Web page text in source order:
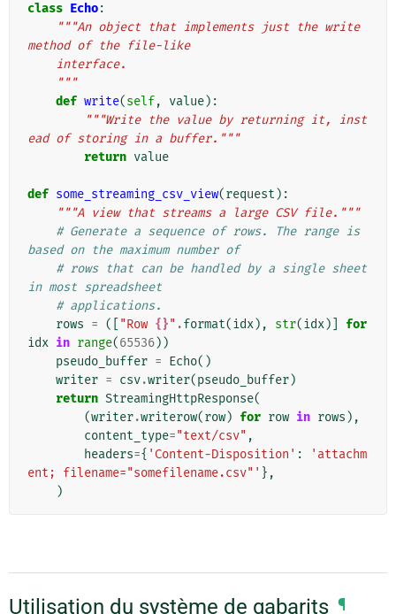
class Echo:
"""An object that implements just the write
method of the file-like
    interface.
    """
def write(self, value):
"""Write the value by returning it, inst
ead of storing in a buffer."""
return value
def some_streaming_csv_view(request ):
"""A view that streams a large CSV file."""
# Generate a sequence of rows. The range is
based on the maximum number of
# rows that can be handled by a single sheet
in most spreadsheet
# applications.
rows = ([ "Row {}" .format(idx), str(idx)]
for
idx in range(65536))
pseudo_buffer = Echo()
writer = csv.writer(pseudo_buffer)
return StreamingHttpResponse(
(writer.writerow(row) for row in rows ),
content_type="text/csv" ,
headers={ 'Content-Disposition' :
'attachm
ent; filename="somefilename.csv"' },
)
Utilisation du système de gabarits ¶